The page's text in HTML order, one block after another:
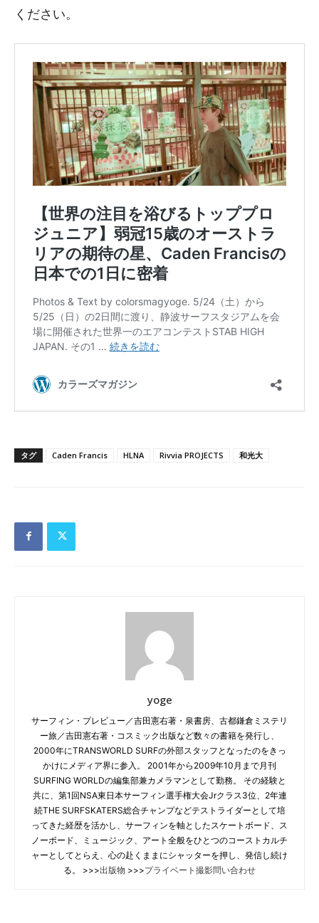
ください。
タグ Caden Francis HLNA Rivvia PROJECTS 和光大
yoge
サーフィン・プレビュー／吉田憲右著・泉書房、古都鎌倉ミステリ
ー旅／吉田憲右著・コスミック出版など数々の書籍を発行し、
2000年にTRANSWORLD SURFの外部スタッフとなったのをきっ
かけにメディア界に参入。 2001年から2009年10月まで月刊
SURFING WORLDの編集部兼カメラマンとして勤務。 その経験と
共に、第1回NSA東日本サーフィン選手権大会Jrクラス3位、2年連
続THE SURFSKATERS総合チャンプなどテストライダーとして培
ってきた経歴を活かし、サーフィンを軸としたスケートボード、ス
ノーボード、ミュージック、アート全般をひとつのコーストカルチ
ャーとしてとらえ、心の赴くままにシャッターを押し、発信し続け
る。 >>>出版物 >>>プライベート撮影問い合わせ